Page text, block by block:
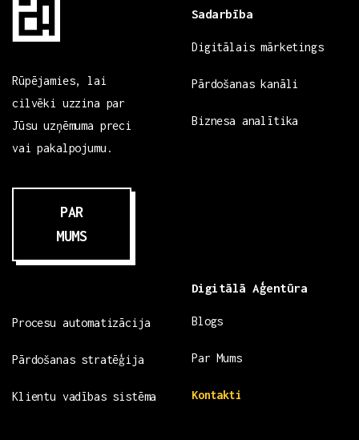
Rūpējamies, lai
cilvēki uzzina par
Jūsu uzņēmuma preci
vai pakalpojumu.
PAR
MUMS
Sadarbība
Digitālais mārketings
Pārdošanas kanāli
Biznesa analītika
Procesu automatizācija
Pārdošanas stratēģija
Klientu vadības sistēma
Digitālā Aģentūra
Blogs
Par Mums
Kontakti